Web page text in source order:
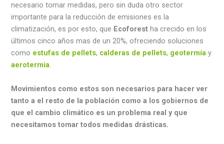
necesario tomar medidas, pero sin duda otro sector
importante para la reducción de emisiones es la
climatización, es por esto, que Ecoforest ha crecido en los
últimos cinco años mas de un 20%, ofreciendo soluciones
como estufas de pellets, calderas de pellets, geotermía y
aerotermia.
Movimientos como estos son necesarios para hacer ver
tanto a el resto de la población como a los gobiernos de
que el cambio climático es un problema real y que
necesitamos tomar todos medidas drásticas.